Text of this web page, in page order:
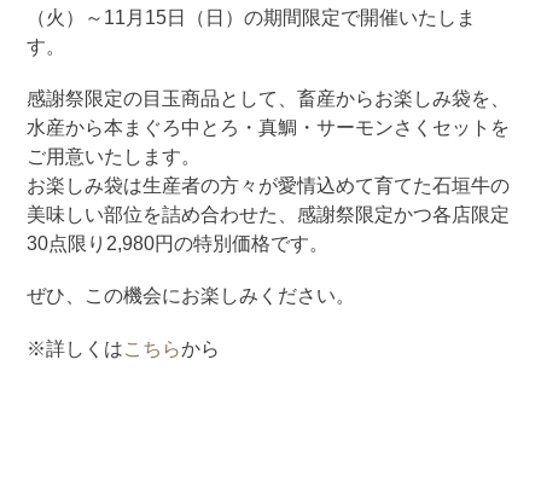
（火）～11月15日（日）の期間限定で開催いたしま
す。
感謝祭限定の目玉商品として、畜産からお楽しみ袋を、
水産から本まぐろ中とろ・真鯛・サーモンさくセットを
ご用意いたします。
お楽しみ袋は生産者の方々が愛情込めて育てた石垣牛の
美味しい部位を詰め合わせた、感謝祭限定かつ各店限定
30点限り2,980円の特別価格です。
ぜひ、この機会にお楽しみください。
※詳しくはこちらから